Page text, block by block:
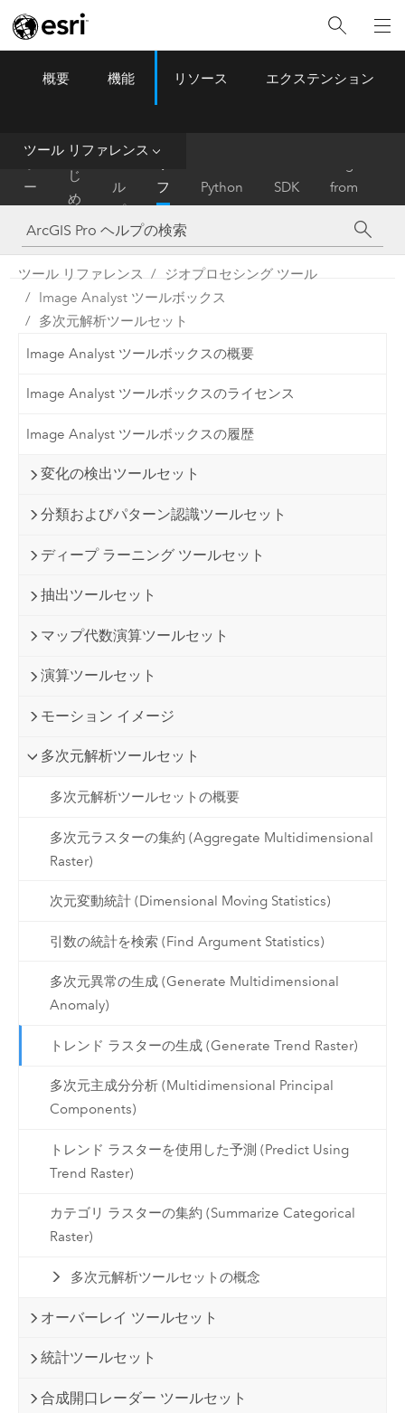
ArcGIS Pro Menu
概要 機能 リソース エクステンション
ツール リファレンス
ー
ム
は
じ
め
に
ル
プ
フ
ァ
レ
ン
ス
Python SDK
from
ArcMap
ツール リファレンス
ジオプロセシング ツール
Image Analyst ツールボックス
多次元解析ツールセット
Image Analyst ツールボックスの概要
Image Analyst ツールボックスのライセンス
Image Analyst ツールボックスの履歴
変化の検出ツールセット
分類およびパターン認識ツールセット
ディープ ラーニング ツールセット
抽出ツールセット
マップ代数演算ツールセット
演算ツールセット
モーション イメージ
多次元解析ツールセット
多次元解析ツールセットの概要
多次元ラスターの集約 (Aggregate Multidimensional
Raster)
次元変動統計 (Dimensional Moving Statistics)
引数の統計を検索 (Find Argument Statistics)
多次元異常の生成 (Generate Multidimensional
Anomaly)
トレンド ラスターの生成 (Generate Trend Raster)
多次元主成分分析 (Multidimensional Principal
Components)
トレンド ラスターを使用した予測 (Predict Using
Trend Raster)
カテゴリ ラスターの集約 (Summarize Categorical
Raster)
多次元解析ツールセットの概念
オーバーレイ ツールセット
統計ツールセット
合成開口レーダー ツールセット